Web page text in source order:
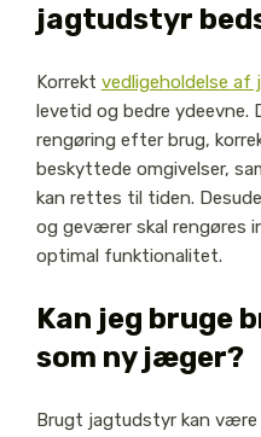
jagtudstyr
Korrekt vedligeholdelse af
levetid og bedre
rengøring efter brug,
beskyttede omgivelser,
kan rettes til tiden.
og geværer skal rengøres
optimal funktionalitet.
Kan jeg bruge
som ny jæger?
Brugt jagtudstyr kan